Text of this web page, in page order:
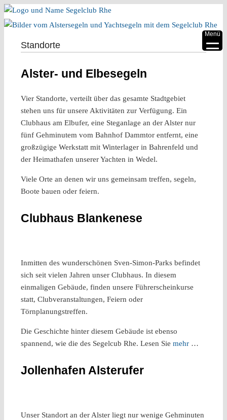
Standorte
Alster- und Elbesegeln
Vier Standorte, verteilt über das gesamte Stadtgebiet
stehen uns für unsere Aktivitäten zur Verfügung. Ein
Clubhaus am Elbufer, eine Steganlage an der Alster nur
fünf Gehminutem vom Bahnhof Dammtor entfernt, eine
großzügige Werkstatt mit Winterlager in Bahrenfeld und
der Heimathafen unserer Yachten in Wedel.
Viele Orte an denen wir uns gemeinsam treffen, segeln,
Boote bauen oder feiern.
Clubhaus Blankenese
Inmitten des wunderschönen Sven-Simon-Parks befindet
sich seit vielen Jahren unser Clubhaus. In diesem
einmaligen Gebäude, finden unsere Führerscheinkurse
statt, Clubveranstaltungen, Feiern oder
Törnplanungstreffen.
Die Geschichte hinter diesem Gebäude ist ebenso
spannend, wie die des Segelcub Rhe. Lesen Sie mehr …
Jollenhafen Alsterufer
Unser Standort an der Alster liegt nur wenige Gehminuten
Menü
▼
▼
▼
▼